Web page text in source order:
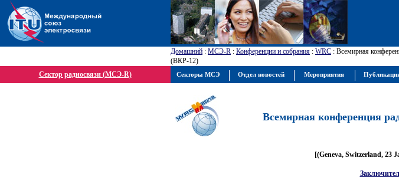
Домашний : МСЭ-R : Конференции и собрания : WRC : Всемирная
(ВКР-12)
Сектор радиосвязи (МСЭ-R)
Всемирная конференция
[(Geneva, Switzerland, 23
Секторы МСЭ Отдел новостей Мероприятия